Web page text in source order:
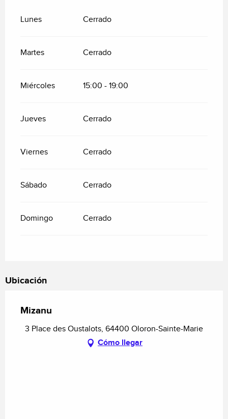
Lunes Cerrado
Martes Cerrado
Miércoles 15:00 - 19:00
Jueves Cerrado
Viernes Cerrado
Sábado Cerrado
Domingo Cerrado
Ubicación
Mizanu
3 Place des Oustalots, 64400 Oloron-Sainte-Marie
Cómo llegar